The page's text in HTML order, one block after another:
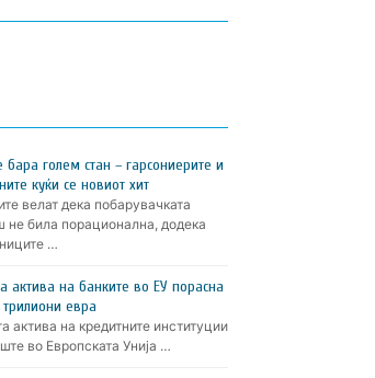
бара голем стан – гарсониерите и
куќи се новиот хит
велат дека побарувачката
не била порационална, додека
…
актива на банките во ЕУ порасна
трилиони евра
актива на кредитните институции
во Европската Унија …